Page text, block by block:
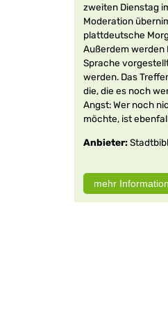
zweiten Dienstag
Moderation
plattdeutsche
Außerdem werden
Sprache
werden. Das
die, die es noch
Angst: Wer noch
möchte, ist
Anbieter: